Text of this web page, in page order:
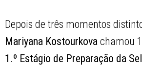
Depois de três momentos
Mariyana Kostourkova chamou
1.º Estágio de Preparação da